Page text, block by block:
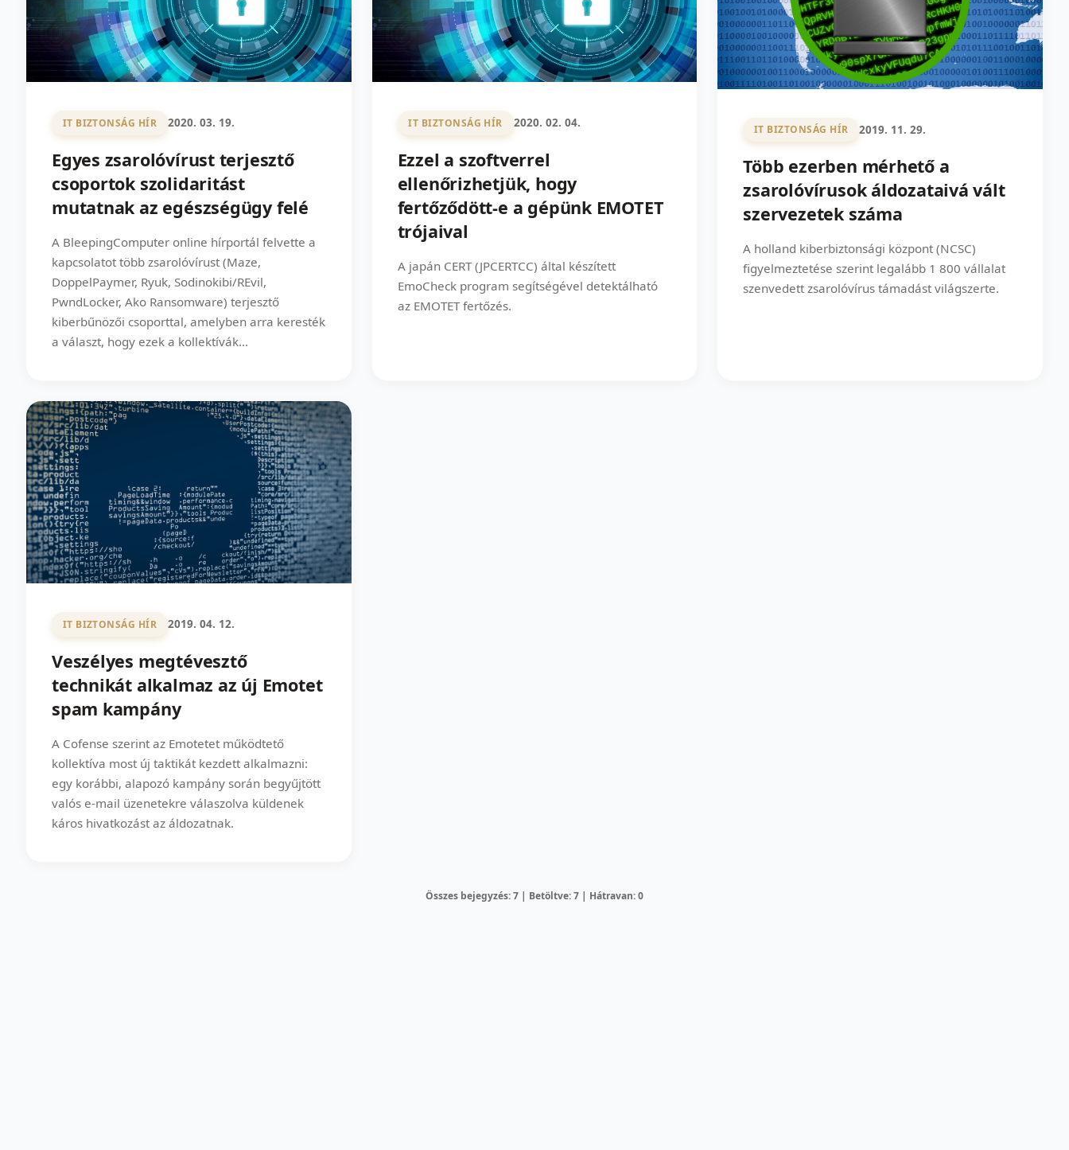
IT BIZTONSÁG HÍR 2020. 03. 19.
Egyes zsarolóvírust terjesztő
csoportok szolidaritást
mutatnak az egészségügy felé
A BleepingComputer online hírportál felvette a
kapcsolatot több zsarolóvírust (Maze,
DoppelPaymer, Ryuk, Sodinokibi/REvil,
PwndLocker, Ako Ransomware) terjesztő
kiberbűnözői csoporttal, amelyben arra keresték
a választ, hogy ezek a kollektívák...
IT BIZTONSÁG HÍR 2020. 02. 04.
Ezzel a szoftverrel
ellenőrizhetjük, hogy
fertőződött-e a gépünk EMOTET
trójaival
A japán CERT (JPCERTCC) által készített
EmoCheck program segítségével detektálható
az EMOTET fertőzés.
IT BIZTONSÁG HÍR 2019. 11. 29.
Több ezerben mérhető a
zsarolóvírusok áldozataivá vált
szervezetek száma
A holland kiberbiztonsági központ (NCSC)
figyelmeztetése szerint legalább 1 800 vállalat
szenvedett zsarolóvírus támadást világszerte.
IT BIZTONSÁG HÍR 2019. 04. 12.
Veszélyes megtévesztő
technikát alkalmaz az új Emotet
spam kampány
A Cofense szerint az Emotetet működtető
kollektíva most új taktikát kezdett alkalmazni:
egy korábbi, alapozó kampány során begyűjtött
valós e-mail üzenetekre válaszolva küldenek
káros hivatkozást az áldozatnak.
Összes bejegyzés: 7 | Betöltve: 7 | Hátravan: 0